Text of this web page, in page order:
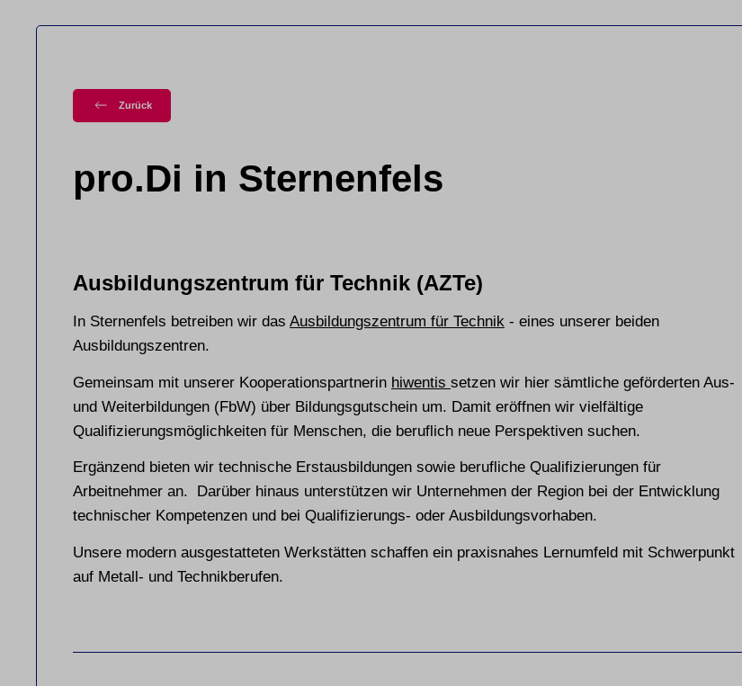
Zurück
pro.Di in Sternenfels
Ausbildungszentrum für Technik (AZTe)
In Sternenfels betreiben wir das Ausbildungszentrum für Technik - eines unserer beiden
Ausbildungszentren.
Gemeinsam mit unserer Kooperationspartnerin hiwentis setzen wir hier sämtliche geförderten Aus-
und Weiterbildungen (FbW) über Bildungsgutschein um. Damit eröffnen wir vielfältige
Qualifizierungsmöglichkeiten für Menschen, die beruflich neue Perspektiven suchen.
Ergänzend bieten wir technische Erstausbildungen sowie berufliche Qualifizierungen für
Arbeitnehmer an. Darüber hinaus unterstützen wir Unternehmen der Region bei der Entwicklung
technischer Kompetenzen und bei Qualifizierungs- oder Ausbildungsvorhaben.
Unsere modern ausgestatteten Werkstätten schaffen ein praxisnahes Lernumfeld mit Schwerpunkt
auf Metall- und Technikberufen.